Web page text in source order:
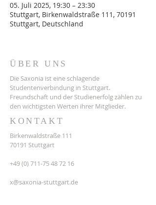
05. Juli 2025, 19:30 – 23:30
Stuttgart, Birkenwaldstraße 111, 70191
Stuttgart, Deutschland
ÜBER UNS
Die Saxonia ist eine schlagende
Studentenverbindung in Stuttgart.
Freundschaft und der Studienerfolg zählen zu
den wichtigsten Werten ihrer Mitglieder.
KONTAKT
Birkenwaldstraße 111
70191 Stuttgart
+49 (0) 711-75 48 72 16
x@saxonia-stuttgart.de